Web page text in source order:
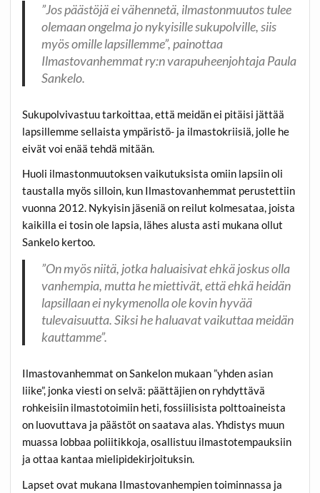
”Jos päästöjä ei vähennetä, ilmastonmuutos tulee
olemaan ongelma jo nykyisille sukupolville, siis
myös omille lapsillemme”, painottaa
Ilmastovanhemmat ry:n varapuheenjohtaja Paula
Sankelo.
Sukupolvivastuu tarkoittaa, että meidän ei pitäisi jättää
lapsillemme sellaista ympäristö- ja ilmastokriisiä, jolle he
eivät voi enää tehdä mitään.
Huoli ilmastonmuutoksen vaikutuksista omiin lapsiin oli
taustalla myös silloin, kun Ilmastovanhemmat perustettiin
vuonna 2012. Nykyisin jäseniä on reilut kolmesataa, joista
kaikilla ei tosin ole lapsia, lähes alusta asti mukana ollut
Sankelo kertoo.
”On myös niitä, jotka haluaisivat ehkä joskus olla
vanhempia, mutta he miettivät, että ehkä heidän
lapsillaan ei nykymenolla ole kovin hyvää
tulevaisuutta. Siksi he haluavat vaikuttaa meidän
kauttamme”.
Ilmastovanhemmat on Sankelon mukaan ”yhden asian
liike”, jonka viesti on selvä: päättäjien on ryhdyttävä
rohkeisiin ilmastotoimiin heti, fossiilisista polttoaineista
on luovuttava ja päästöt on saatava alas. Yhdistys muun
muassa lobbaa poliitikkoja, osallistuu ilmastotempauksiin
ja ottaa kantaa mielipidekirjoituksin.
Lapset ovat mukana Ilmastovanhempien toiminnassa ja